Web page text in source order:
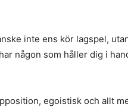
inte ens kör lagspel,
någon som håller dig i
egoistisk och allt